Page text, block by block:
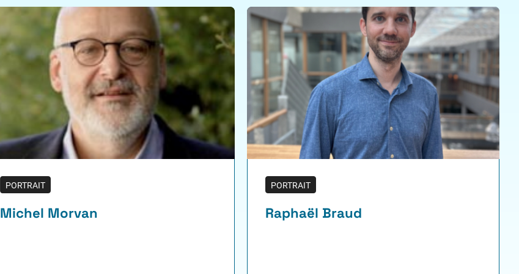
PORTRAIT
Michel Morvan
PORTRAIT
Raphaël Braud